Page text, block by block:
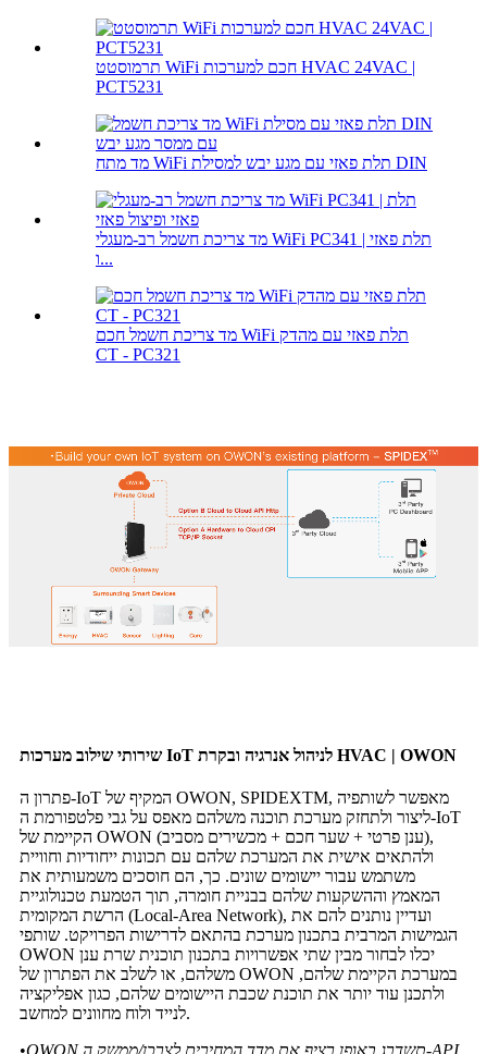
תרמוסטט WiFi חכם למערכות HVAC 24VAC |
PCT5231
מד מתח WiFi תלת פאזי עם מגע יבש למסילת DIN
מד צריכת חשמל רב-מעגלי WiFi PC341 | תלת פאזי
ו...
מד צריכת חשמל חכם WiFi תלת פאזי עם מהדק
CT - PC321
שירותי שילוב מערכות IoT לניהול אנרגיה ובקרת HVAC | OWON
פתרון ה-IoT המקיף של OWON, SPIDEXTM, מאפשר לשותפיה
ליצור ולתחזק מערכת תוכנה משלהם מאפס על גבי פלטפורמת ה-IoT
הקיימת של OWON (ענן פרטי + שער חכם + מכשירים מסביב),
ולהתאים אישית את המערכת שלהם עם תכונות ייחודיות וחוויית
משתמש עבור יישומים שונים. כך, הם חוסכים משמעותית את
המאמץ וההשקעות שלהם בבניית חומרה, תוך הטמעת טכנולוגיית
הרשת המקומית (Local-Area Network), ועדיין נותנים להם את
הגמישות המרבית בתכנון מערכת בהתאם לדרישות הפרויקט. שותפי
OWON יכלו לבחור מבין שתי אפשרויות בתכנון תוכנית שרת ענן
משלהם, או לשלב את הפתרון של OWON במערכת הקיימת שלהם,
ולתכנן עוד יותר את תוכנת שכבת היישומים שלהם, כגון אפליקציה
לנייד ולוח מחוונים למחשב.